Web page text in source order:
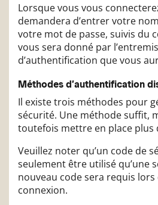
Lorsque vous vous
demandera d’entrer votre
votre mot de passe, suivis du
vous sera donné par
d’authentification que vous
Méthodes d’authentification
Il existe trois méthodes pour
sécurité. Une méthode suffit,
toutefois mettre en place plus
Veuillez noter qu’un code de
seulement être utilisé qu’une
nouveau code sera requis lors
connexion.